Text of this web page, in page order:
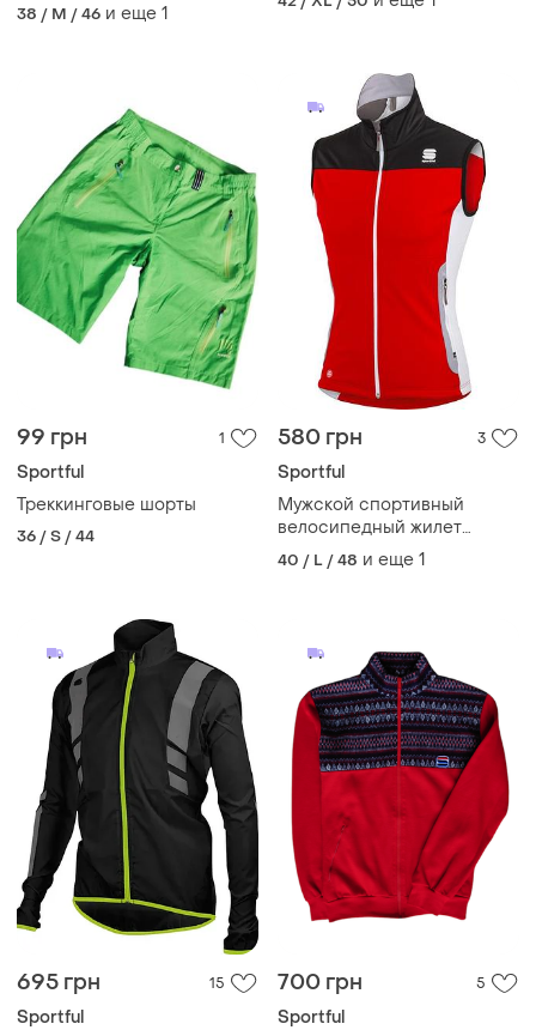
38 / M / 46 и еще 1
99 грн 1
Sportful
Треккинговые шорты
36 / S / 44
580 грн 3
Sportful
Мужской спортивный
велосипедный жилет
жилетка sportful l (50)
40 / L / 48 и еще 1
695 грн 15
Sportful
700 грн 5
Sportful